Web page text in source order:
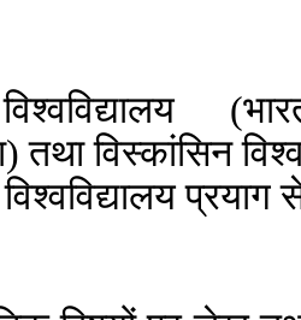
तथा विस्कांसिन
विश्वविद्यालय